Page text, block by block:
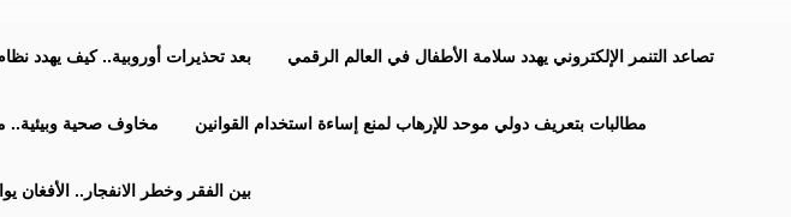
بعد تحذيرات أوروبية.. كيف يهدد نظام تصاعد التنمر الإلكتروني يهدد سلامة الأطفال في العالم الرقمي
مخاوف صحية وبيئية.. مطالبات بتعريف دولي موحد للإرهاب لمنع إساءة استخدام القوانين
بين الفقر وخطر الانفجار.. الأفغان